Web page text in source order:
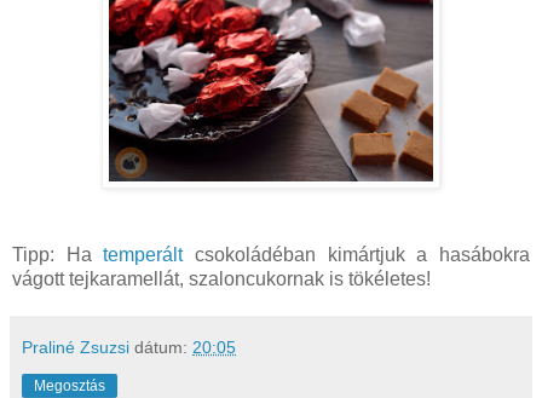
Tipp: Hatemperáltcsokoládéban kimártjuk a hasábokra
vágott tejkaramellát, szaloncukornak is tökéletes!
Praliné Zsuzsi dátum: 20:05
Megosztás